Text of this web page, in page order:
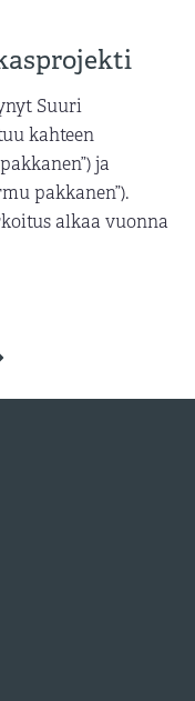
Suuri
kahteen
ja
pakkanen”).
alkaa vuonna